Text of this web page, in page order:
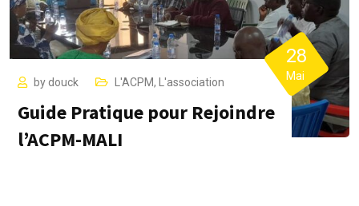
by douck L'ACPM, L'association
Guide Pratique pour Rejoindre
l’ACPM-MALI
28
Mai